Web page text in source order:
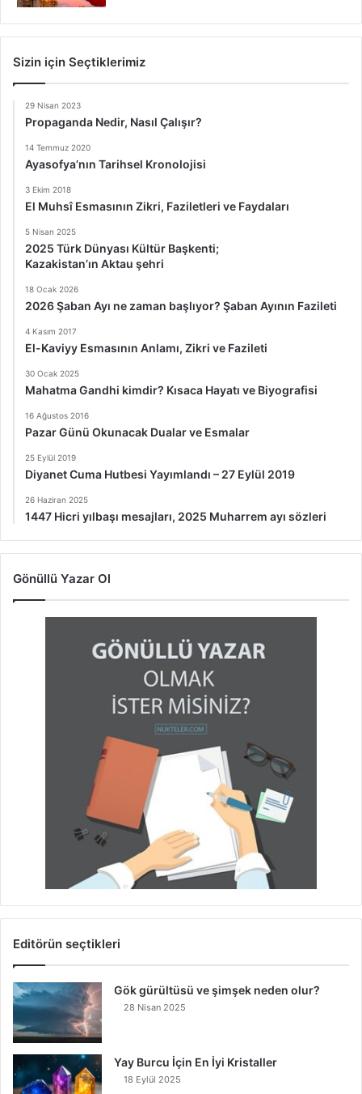
Sizin için Seçtiklerimiz
29 Nisan 2023
Propaganda Nedir, Nasıl Çalışır?
14 Temmuz 2020
Ayasofya’nın Tarihsel Kronolojisi
3 Ekim 2018
El Muhsî Esmasının Zikri, Faziletleri ve Faydaları
5 Nisan 2025
2025 Türk Dünyası Kültür Başkenti;
Kazakistan’ın Aktau şehri
18 Ocak 2026
2026 Şaban Ayı ne zaman başlıyor? Şaban Ayının Fazileti
4 Kasım 2017
El-Kaviyy Esmasının Anlamı, Zikri ve Fazileti
30 Ocak 2025
Mahatma Gandhi kimdir? Kısaca Hayatı ve Biyografisi
16 Ağustos 2016
Pazar Günü Okunacak Dualar ve Esmalar
25 Eylül 2019
Diyanet Cuma Hutbesi Yayımlandı – 27 Eylül 2019
26 Haziran 2025
1447 Hicri yılbaşı mesajları, 2025 Muharrem ayı sözleri
Gönüllü Yazar Ol
Editörün seçtikleri
Gök gürültüsü ve şimşek neden olur?
28 Nisan 2025
Yay Burcu İçin En İyi Kristaller
18 Eylül 2025